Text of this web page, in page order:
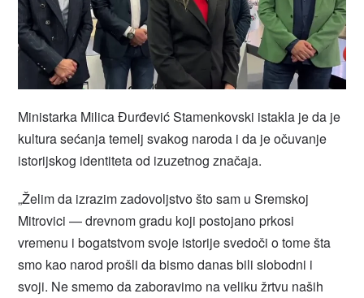
Ministarka Milica Đurđević Stamenkovski istakla je da je
kultura sećanja temelj svakog naroda i da je očuvanje
istorijskog identiteta od izuzetnog značaja.
„Želim da izrazim zadovoljstvo što sam u Sremskoj
Mitrovici — drevnom gradu koji postojano prkosi
vremenu i bogatstvom svoje istorije svedoči o tome šta
smo kao narod prošli da bismo danas bili slobodni i
svoji. Ne smemo da zaboravimo na veliku žrtvu naših